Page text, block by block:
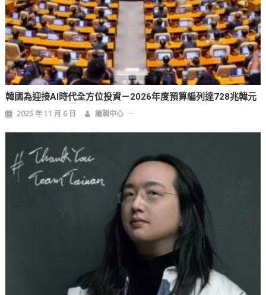
韓國為迎接AI時代全方位投資－2026年度預算編列達728兆韓元
2025 年 11 月 6 日 編輯中心